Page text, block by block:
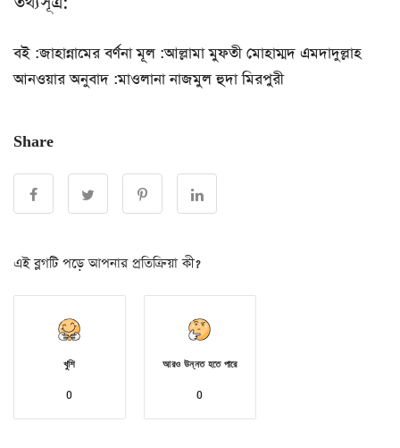
বই :জাহান্নামের বর্ণনা মূল :আল্লামা মুফতী মোহাম্মদ এমদাদুল্লাহ
আনওয়ার অনুবাদ :মাওলানা নাজমুল হুদা মিরপুরী
Share
এই ব্লগটি পড়ে আপনার প্রতিক্রিয়া কী?
খুশি
0
আরও উন্নত হতে পারে
0